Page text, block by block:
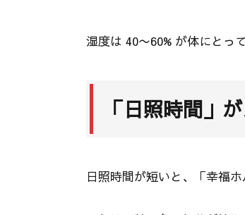
湿度は 40〜60% が体にとっ
「日照時間」
日照時間が短いと、「幸福